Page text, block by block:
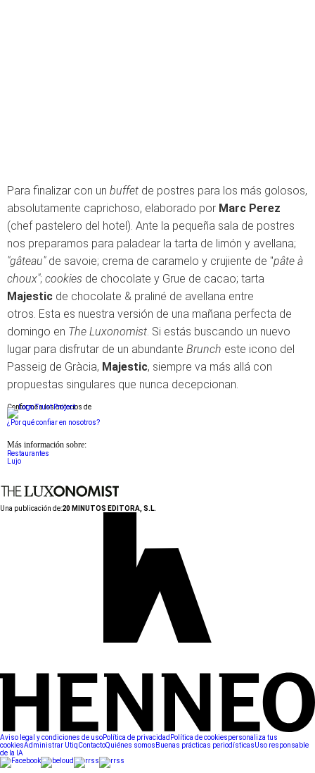
Para finalizar con un buffet de postres para los más golosos,
absolutamente caprichoso, elaborado por Marc Perez
(chef pastelero del hotel). Ante la pequeña sala de postres
nos preparamos para paladear la tarta de limón y avellana;
"gâteau"de savoie; crema de caramelo y crujiente de "pâte à
choux"; cookies de chocolate y Grue de cacao; tarta
Majestic de chocolate & praliné de avellana entre
otros. Esta es nuestra versión de una mañana perfecta de
domingo en The Luxonomist. Si estás buscando un nuevo
lugar para disfrutar de un abundante Brunch este icono del
Passeig de Gràcia, Majestic, siempre va más allá con
propuestas singulares que nunca decepcionan.
Conforme a los criterios de
¿Por qué confiar en nosotros?
Más información sobre:
Restaurantes
Lujo
Una publicación de:20 MINUTOS EDITORA, S.L.
Aviso legal y condiciones de usoPolítica de privacidad Política de cookiespersonaliza tus
cookiesAdministrar UtiqContactoQuiénes somos Buenas prácticas periodísticasUso responsable
de la IA